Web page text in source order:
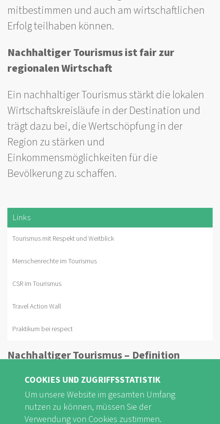
mitbestimmen und auch am wirtschaftlichen
Erfolg teilhaben können.
Nachhaltiger Tourismus ist fair zur
regionalen Wirtschaft
Ein nachhaltiger Tourismus stärkt die lokalen
Wirtschaftskreisläufe in der Destination und
trägt dazu bei, die Wertschöpfung in der
Region zu stärken und
Einkommensmöglichkeiten für die
Bevölkerung zu schaffen.
Links
Tourismus mit Respekt und Weitblick
Menschenrechte im Tourismus
CSR im Tourismus
Travel Action Wall
Praktikum bei respect
Nachhaltiger Tourismus – Definition
Nachhaltiger Tourismus, sanfter Tourismus,
integrativer oder zukunftsfähiger Tourismus ...
In Fachkreisen hat sich der Begriff
COOKIES UND ZUGRIFFSSTATISTIK
Um unsere Website im gesamten Umfang
nutzen zu können, müssen Sie der
Verwendung von Cookies zustimmen.